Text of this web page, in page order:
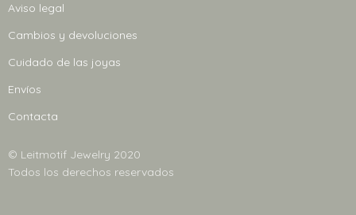
Aviso legal
Cambios y devoluciones
Cuidado de las joyas
Envíos
Contacta
© Leitmotif Jewelry 2020
Todos los derechos reservados